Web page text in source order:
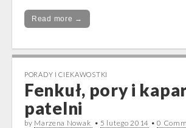
Read more →
PORADY I CIEKAWOSTKI
Fenkuł, pory i
patelni
by Marzena Nowak • 5 lutego 2014 •0